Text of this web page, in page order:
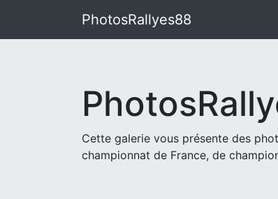
PhotosRallyes88
Cette galerie vous présente des
championnat de France, de